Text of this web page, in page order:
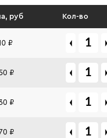
руб Кол-во
₽
₽
₽
₽